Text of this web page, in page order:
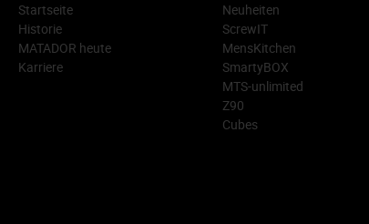
Startseite
Historie
MATADOR heute
Karriere
Neuheiten
ScrewIT
MensKitchen
SmartyBOX
MTS-unlimited
Z90
Cubes